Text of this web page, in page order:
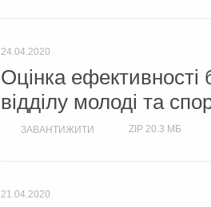
24.04.2020
Оцінка ефективності
відділу молоді та
ЗАВАНТИЖИТИ ZIP 20.3 МБ
21.04.2020